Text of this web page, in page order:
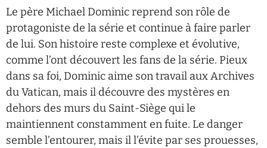
Le père Michael Dominic reprend son rôle de
protagoniste de la série et continue à faire parler
de lui. Son histoire reste complexe et évolutive,
comme l’ont découvert les fans de la série. Pieux
dans sa foi, Dominic aime son travail aux Archives
du Vatican, mais il découvre des mystères en
dehors des murs du Saint-Siège qui le
maintiennent constamment en fuite. Le danger
semble l’entourer, mais il l’évite par ses prouesses,